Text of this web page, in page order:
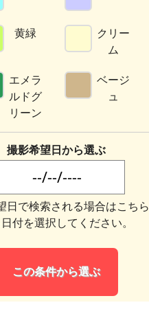
黄緑
クリー
ム
エメラ
ルドグ
リーン
ベージ
ュ
撮影希望日から選ぶ
日で検索される場合はこちら
付を選択してください。
この条件から選ぶ